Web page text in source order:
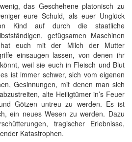
das Geschehene platonisch zu
eure Schuld, als euer Unglück
Kind auf durch die staatliche
gefügsamen Maschinen
euch mit der Milch der Mutter
einsaugen lassen, von denen ihr
weil sie euch in Fleisch und Blut
ist immer schwer, sich vom eigenen
Gesinnungen, mit denen man sich
alte Heiligtümer in’s Feuer
Götzen untreu zu werden. Es ist
ein neues Wesen zu werden. Dazu
tragischer Erlebnisse,
Katastrophen.